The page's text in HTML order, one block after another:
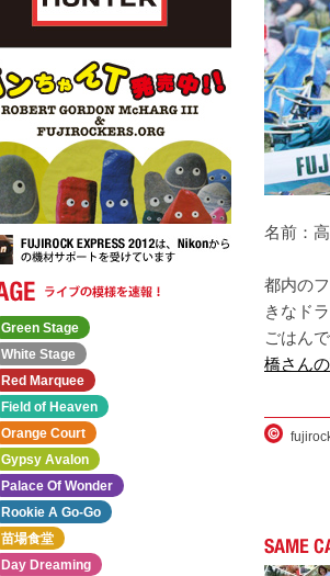
名前：
都内の
きなド
ごはん
橋さん
Green Stage
White Stage
Red Marquee
Field of Heaven
Orange Court
Gypsy Avalon
Palace Of Wonder
Rookie A Go-Go
苗場食堂
Day Dreaming